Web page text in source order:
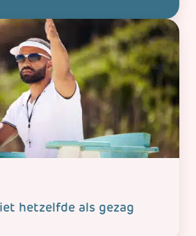
hetzelfde als gezag